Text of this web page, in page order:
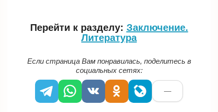
Перейти к разделу: Заключение.
Литература
Если страница Вам понравилась, поделитесь в
социальных сетях:
—